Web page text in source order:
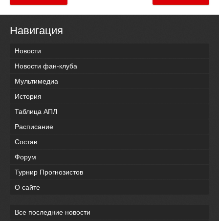
Навигация
Новости
Новости фан-клуба
Мультимедиа
История
Таблица АПЛ
Расписание
Состав
Форум
Турнир Прогнозистов
О сайте
Все последние новости